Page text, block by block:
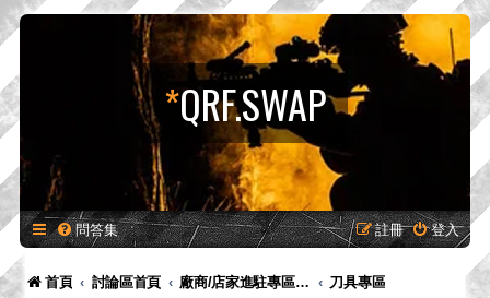
*QRF.SWAP
問答集 登入
註冊
首頁 討論區首頁 廠商/店家進駐專區-供廠商-供廠商/店家發布新品預告、產品消息，嚴禁販售！ 刀具專區